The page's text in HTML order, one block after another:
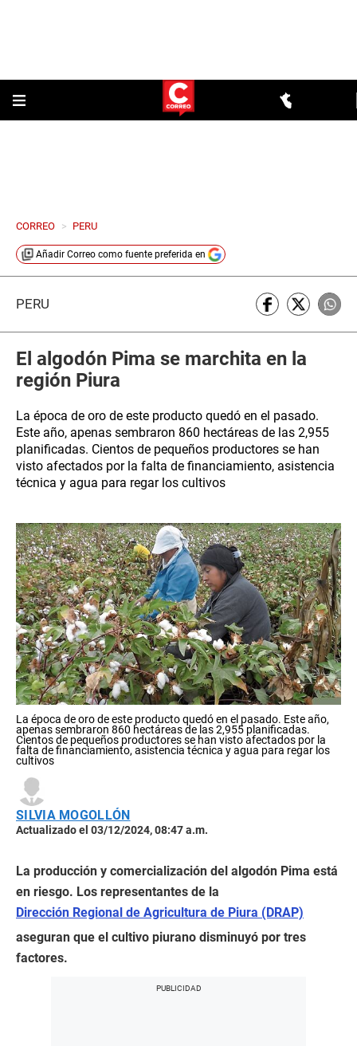
CORREO > PERU
Añadir Correo como fuente preferida en
PERÚ
El algodón Pima se marchita en la
región Piura
La época de oro de este producto quedó en el pasado.
Este año, apenas sembraron 860 hectáreas de las 2,955
planificadas. Cientos de pequeños productores se han
visto afectados por la falta de financiamiento, asistencia
técnica y agua para regar los cultivos
La época de oro de este producto quedó en el pasado. Este año,
apenas sembraron 860 hectáreas de las 2,955 planificadas.
Cientos de pequeños productores se han visto afectados por la
falta de financiamiento, asistencia técnica y agua para regar los
cultivos
SILVIA MOGOLLÓN
Actualizado el 03/12/2024, 08:47 a.m.
La producción y comercialización del algodón Pima está
en riesgo. Los representantes de la
Dirección Regional de Agricultura de Piura (DRAP)
aseguran que el cultivo piurano disminuyó por tres
factores.